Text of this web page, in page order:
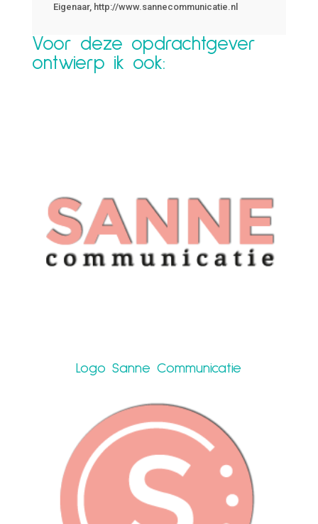
Eigenaar, http://www.sannecommunicatie.nl
Voor deze opdrachtgever
ontwierp ik ook:
Logo Sanne Communicatie